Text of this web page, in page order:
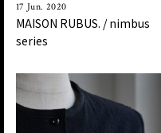
17 Jun. 2020
MAISON RUBUS. / nimbus
series